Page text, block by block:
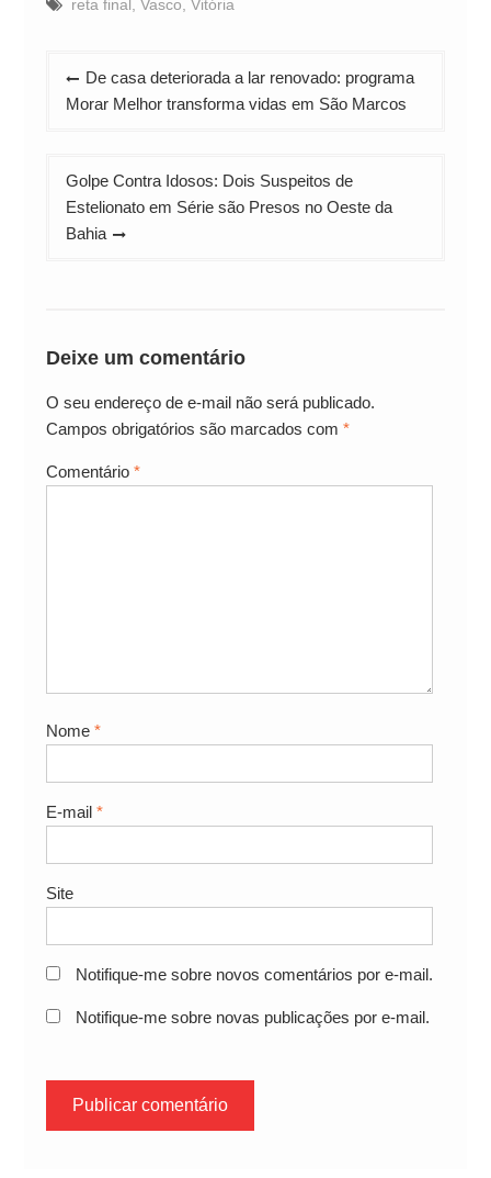
reta final , Vasco, Vitória
Navegação
de
De casa deteriorada a lar renovado: programa
Morar Melhor transforma vidas em São Marcos
Golpe Contra Idosos: Dois Suspeitos de
Estelionato em Série são Presos no Oeste da
Bahia
Deixe um comentário
O seu endereço de e-mail não será publicado.
Campos obrigatórios são marcados com *
Comentário *
Nome *
E-mail *
Site
Notifique-me sobre novos comentários por e-mail.
Notifique-me sobre novas publicações por e-mail.